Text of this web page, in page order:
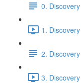
0.
1.
2.
3.